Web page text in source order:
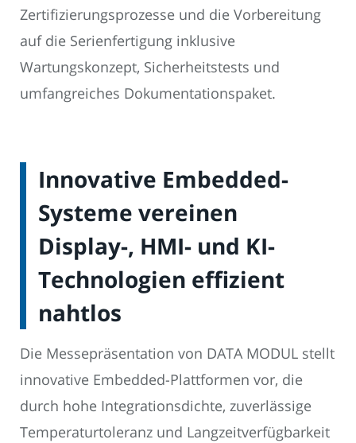
Zertifizierungsprozesse und die Vorbereitung
auf die Serienfertigung inklusive
Wartungskonzept, Sicherheitstests und
umfangreiches Dokumentationspaket.
Innovative Embedded-
Systeme vereinen
Display-, HMI- und KI-
Technologien effizient
nahtlos
Die Messepräsentation von DATA MODUL stellt
innovative Embedded-Plattformen vor, die
durch hohe Integrationsdichte, zuverlässige
Temperaturtoleranz und Langzeitverfügbarkeit